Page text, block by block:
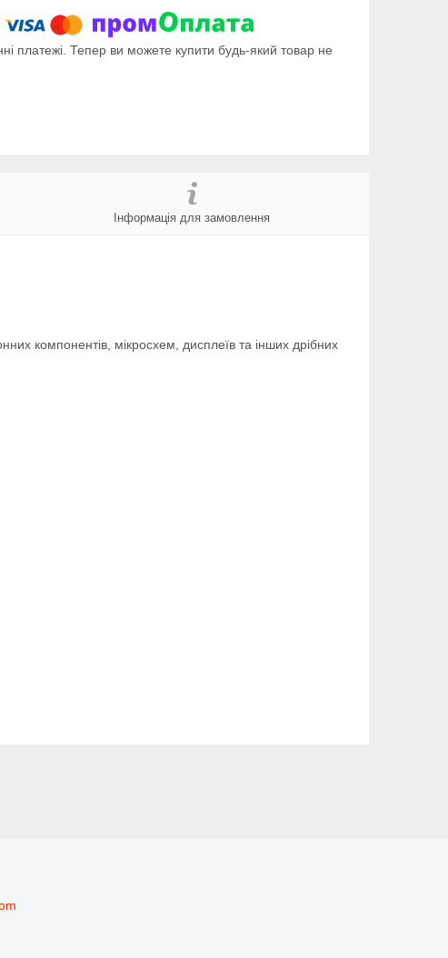
платежі. Тепер ви можете купити будь-який товар не
Інформація для замовлення
компонентів, мікросхем, дисплеїв та інших дрібних